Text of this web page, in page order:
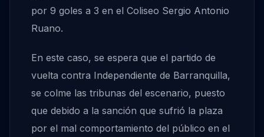
por 9 goles a 3 en el Coliseo Sergio Antonio
Ruano.
En este caso, se espera que el partido de
vuelta contra Independiente de Barranquilla,
se colme las tribunas del escenario, puesto
que debido a la sanción que sufrió la plaza
por el mal comportamiento del público en el